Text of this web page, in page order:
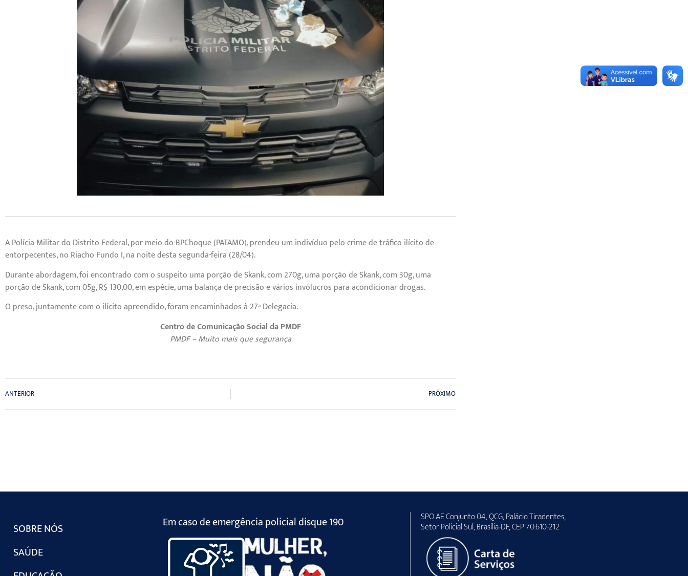
A Polícia Militar do Distrito Federal, por meio do BPChoque (PATAMO), prendeu um indivíduo pelo crime de tráfico ilícito de
entorpecentes, no Riacho Fundo I, na noite desta segunda-feira (28/04).
Durante abordagem, foi encontrado com o suspeito uma porção de Skank, com 270g, uma porção de Skank, com 30g, uma
porção de Skank, com 05g, R$ 130,00, em espécie, uma balança de precisão e vários invólucros para acondicionar drogas.
O preso, juntamente com o ilícito apreendido, foram encaminhados à 27ª Delegacia.
Centro de Comunicação Social da PMDF
PMDF – Muito mais que segurança
ANTERIOR PRÓXIMO
SOBRE NÓS
SAÚDE
Em caso de emergência policial disque 190 SPO AE Conjunto 04, QCG, Palácio Tiradentes,
Setor Policial Sul, Brasília-DF, CEP 70.610-212